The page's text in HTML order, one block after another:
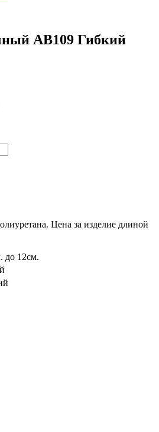
AB109 Гибкий
Цена за изделие длиной
до 12см.